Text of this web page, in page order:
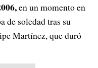
en un momento en
de soledad tras su
Martínez, que duró